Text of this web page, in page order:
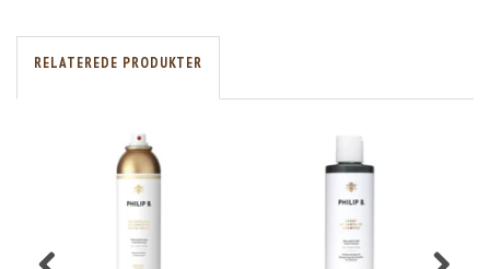
RELATEREDE PRODUKTER